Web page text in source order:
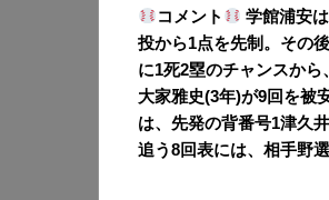
コメント
学館浦安
投から1点を先制。その
に1死2塁のチャンスか
大家雅史(3年)が9回を被
は、先発の背番号1津久
追う8回表には、相手野